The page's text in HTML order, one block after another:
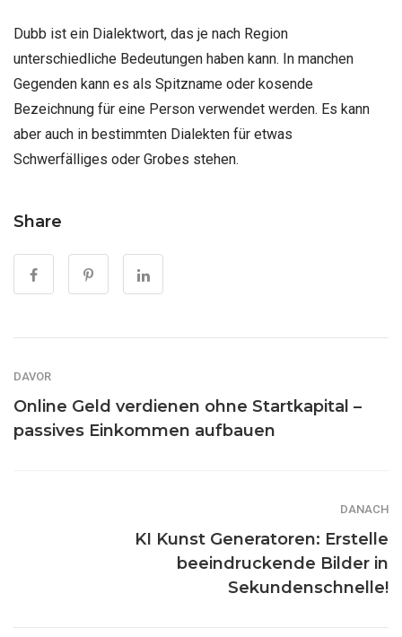
Dubb ist ein Dialektwort, das je nach Region
unterschiedliche Bedeutungen haben kann. In manchen
Gegenden kann es als Spitzname oder kosende
Bezeichnung für eine Person verwendet werden. Es kann
aber auch in bestimmten Dialekten für etwas
Schwerfälliges oder Grobes stehen.
Share
DAVOR
Online Geld verdienen ohne Startkapital –
passives Einkommen aufbauen
DANACH
KI Kunst Generatoren: Erstelle
beeindruckende Bilder in
Sekundenschnelle!